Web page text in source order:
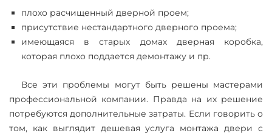
плохо расчищенный дверной проем;
присутствие нестандартного дверного проема;
имеющаяся в старых домах дверная коробка,
которая плохо поддается демонтажу и пр.
Все эти проблемы могут быть решены мастерами
профессиональной компании. Правда на их решение
потребуются дополнительные затраты. Если говорить о
том, как выглядит дешевая услуга монтажа двери с